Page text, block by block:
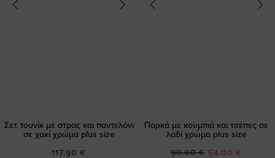
Σετ τουνίκ με στρας και παντελόνι
σε χακί χρώμα plus size
117,90 €
Παρκά με κουμπιά και τσέπες σε
λαδί χρώμα plus size
Ειδική
54,00 €
90,00 €